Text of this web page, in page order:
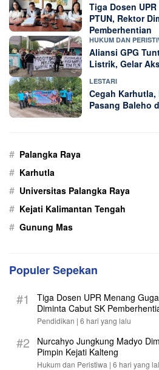
Tiga Dosen
PTUN, Rektor
Pemberhentian
HUKUM DAN
Aliansi GPG
Listrik, Gelar
LESTARI
Cegah
Pasang Baleho
# Palangka Raya
# Karhutla
# Universitas Palangka Raya
# Kejati Kalimantan Tengah
# Gunung Mas
Populer Sepekan
#1
Tiga Dosen UPR Menang
Diminta Cabut SK
Pendidikan | 6 hari yang lalu
#2
Nurcahyo Jungkung Madyo
Pimpin Kejati Kalteng
Hukum dan Peristiwa | 6 hari yang